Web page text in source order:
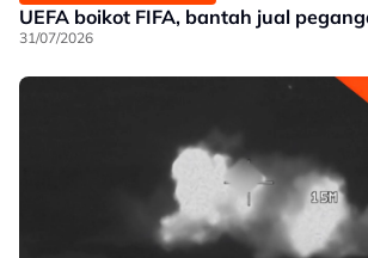
UEFA boikot FIFA, bantah jual
31/07/2026